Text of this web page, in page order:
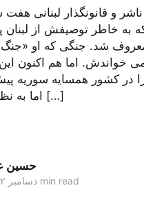
به خاطر توصیفش از لبنان
شد. جنگی که او «جنگ
خواندش. اما هم اکنون
در کشور همسایه سوریه
اما به نظر می رسد […]
حسین
۲۴ دسامبر ۲۰۱۲ 3 min read